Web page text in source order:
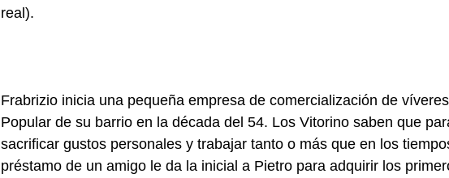
real).
Frabrizio inicia una pequeña empresa de comercialización de
Popular de su barrio en la década del 54. Los Vitorino saben que
sacrificar gustos personales y trabajar tanto o más que en los
préstamo de un amigo le da la inicial a Pietro para adquirir los